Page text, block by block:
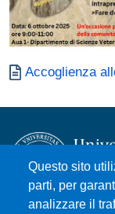
Documento
Accoglienza
Questo sito
parti, per
analizzare il